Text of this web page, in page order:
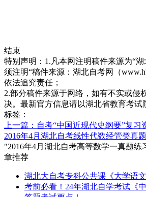
结束
特别声明：1.凡本网注明稿件来源为“
须注明“稿件来源：湖北自考网（
依法追究责任；
2.部分稿件来源于网络，如有不实或侵
决。最新官方信息请以湖北省教育考试
标签：
上一篇：自考“中国近现代史纲要”复习
2016年4月湖北自考线性代数经管类真
"2016年4月湖北自考高等数学一真题练
章推荐
湖北大自考专科公共课《大学语
考前必看！24年湖北自学考试《